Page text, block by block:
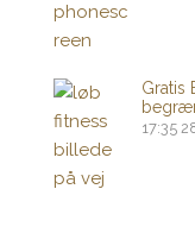
Gratis
17:35